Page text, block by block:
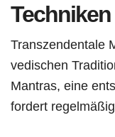
Techniken
Transzendentale
vedischen
Mantras, eine
fordert